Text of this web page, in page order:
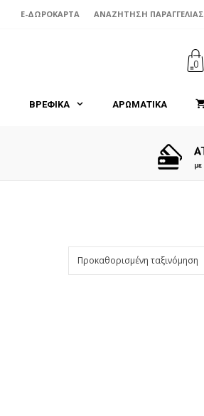
E-ΔΩΡΟΚΆΡΤΑ ΑΝΑΖΉΤΗΣΗ ΠΑΡΑΓΓΕΛΊΑΣ
0
ΒΡΕΦΙΚΑ ΑΡΩΜΑΤΙΚΑ